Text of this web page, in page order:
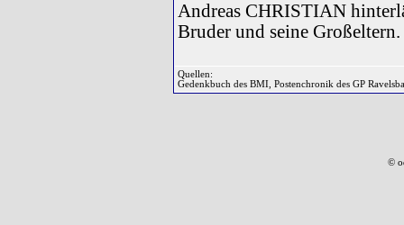
Andreas CHRISTIAN
Bruder und seine Großeltern.
Quellen:
Gedenkbuch des BMI, Postenchronik des GP
©